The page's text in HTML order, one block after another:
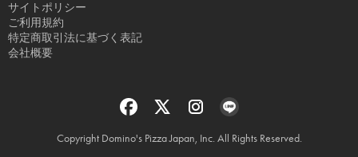
サイトポリシー
ご利用規約
特定商取引法に基づく表記
会社概要
Copyright Domino's Pizza Japan, Inc. All Rights Reserved.